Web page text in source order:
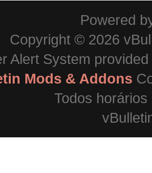
Powered
Copyright © 2026
Alert System
Mods & Addons
Todos